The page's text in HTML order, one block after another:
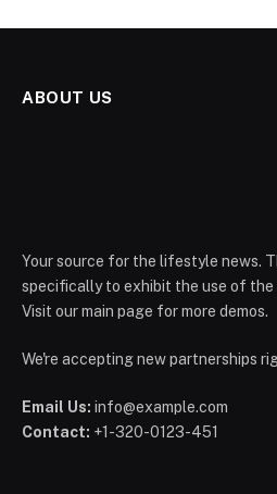
ABOUT US
Your source for the lifestyle news.
specifically to exhibit the use of
Visit our main page for more demos.
We're accepting new partnerships
Email Us: info@example.com
Contact: +1-320-0123-451